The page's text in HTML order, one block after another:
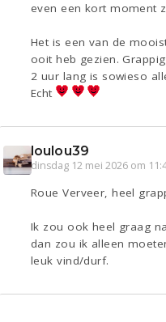
even een kort moment
Het is een van de
ooit heb gezien.
2 uur lang is sowieso
Echt
loulou39
dinsdag 12 mei 2026 om
Roue Verveer, heel
Ik zou ook heel graag
dan zou ik alleen
leuk vind/durf.